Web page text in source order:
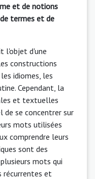
et de notions
termes et de
l'objet d'une
constructions
idiomes, les
Cependant, la
et textuelles
de se concentrer sur
mots utilisées
comprendre leurs
sont des
mots qui
récurrentes et